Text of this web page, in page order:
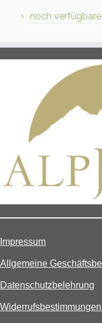
noch
Impressum
Allgemeine
Datenschutzbelehrung
Widerrufsbestimmungen